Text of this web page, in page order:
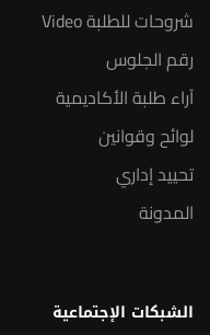
شروحات للطلبة Video
رقم الجلوس
آراء طلبة الأكاديمية
لوائح وقوانين
تحييد إداري
المدونة
الشبكات الإجتماعية